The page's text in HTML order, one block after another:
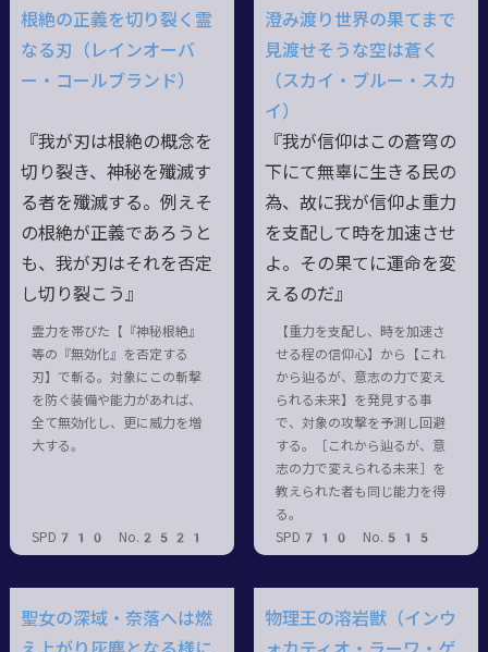
根絶の正義を切り裂く霊
なる刃（レインオーバ
ー・コールブランド）
『我が刃は根絶の概念を
切り裂き、神秘を殲滅す
る者を殲滅する。例えそ
の根絶が正義であろうと
も、我が刃はそれを否定
し切り裂こう』
霊力を帯びた【『神秘根絶』
等の『無効化』を否定する
刃】で斬る。対象にこの斬撃
を防ぐ装備や能力があれば、
全て無効化し、更に威力を増
大する。
SPD710 No.2521
澄み渡り世界の果てまで
見渡せそうな空は蒼く
（スカイ・ブルー・スカ
イ）
『我が信仰はこの蒼穹の
下にて無辜に生きる民の
為、故に我が信仰よ重力
を支配して時を加速させ
よ。その果てに運命を変
えるのだ』
【重力を支配し、時を加速さ
せる程の信仰心】から【これ
から辿るが、意志の力で変え
られる未来】を発見する事
で、対象の攻撃を予測し回避
する。［これから辿るが、意
志の力で変えられる未来］を
教えられた者も同じ能力を得
る。
SPD710 No.515
聖女の深域・奈落へは燃
物理王の溶岩獣（インウ